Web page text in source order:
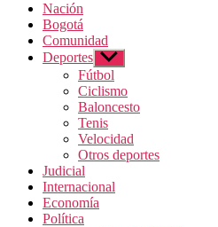
Nación
Bogotá
Comunidad
Deportes Mostrar el submenú
Fútbol
Ciclismo
Baloncesto
Tenis
Velocidad
Otros deportes
Judicial
Internacional
Economía
Política